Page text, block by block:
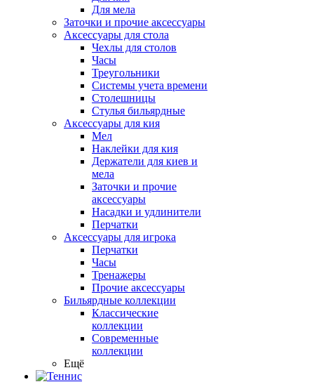
Для мела
Заточки и прочие аксессуары
Аксессуары для стола
Чехлы для столов
Часы
Треугольники
Системы учета времени
Столешницы
Стулья бильярдные
Аксессуары для кия
Мел
Наклейки для кия
Держатели для киев и
мела
Заточки и прочие
аксессуары
Насадки и удлинители
Перчатки
Аксессуары для игрока
Перчатки
Часы
Тренажеры
Прочие аксессуары
Бильярдные коллекции
Классические
коллекции
Современные
коллекции
Ещё